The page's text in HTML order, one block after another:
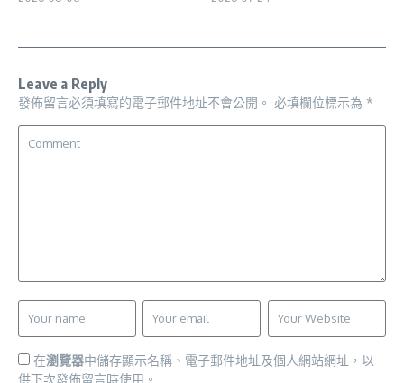
Leave a Reply
發佈留言必須填寫的電子郵件地址不會公開。 必填欄位標示為 *
在瀏覽器中儲存顯示名稱、電子郵件地址及個人網站網址，以
供下次發佈留言時使用。